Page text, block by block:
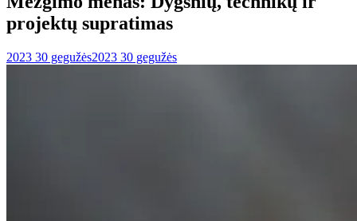
projektų supratimas
2023 30 gegužės2023 30 gegužės